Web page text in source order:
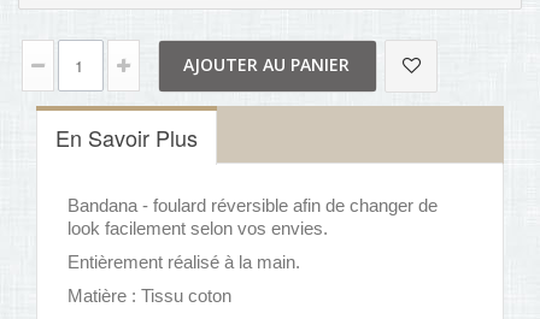
AJOUTER AU PANIER
En Savoir Plus
Bandana - foulard réversible afin de changer de
look facilement selon vos envies.
Entièrement réalisé à la main.
Matière : Tissu coton